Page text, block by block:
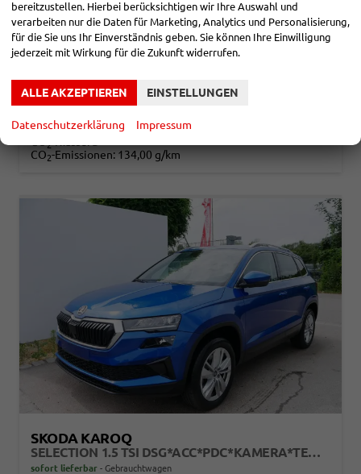
unverbindliche Lieferzeit: ca. 3-6 Monate Neuwagen
Fahrzeugnr. 860244 Getriebe Schalt. 6-Gang
Kraftstoff Benzin Leistung 85 kW (116 PS)
28.090,– € DETAILS
Verbrauch kombiniert:5,90 l/100km
CO2-Klasse:D
CO2-Emissionen: 134,00 g/km
SKODA KAROQ
SELECTION 1.5 TSI DSG*ACC*PDC*KAMERA*TEMPOMAT*LED*SMARTLINK*KLIMA*RADIO*17-ZOLL
sofort lieferbar Gebrauchtwagen
bereitzustellen. Hierbei berücksichtigen wir Ihre Auswahl und
verarbeiten nur die Daten für Marketing, Analytics und Personalisierung,
für die Sie uns Ihr Einverständnis geben. Sie können Ihre Einwilligung
jederzeit mit Wirkung für die Zukunft widerrufen.
ALLE AKZEPTIEREN EINSTELLUNGEN
Datenschutzerklärung Impressum